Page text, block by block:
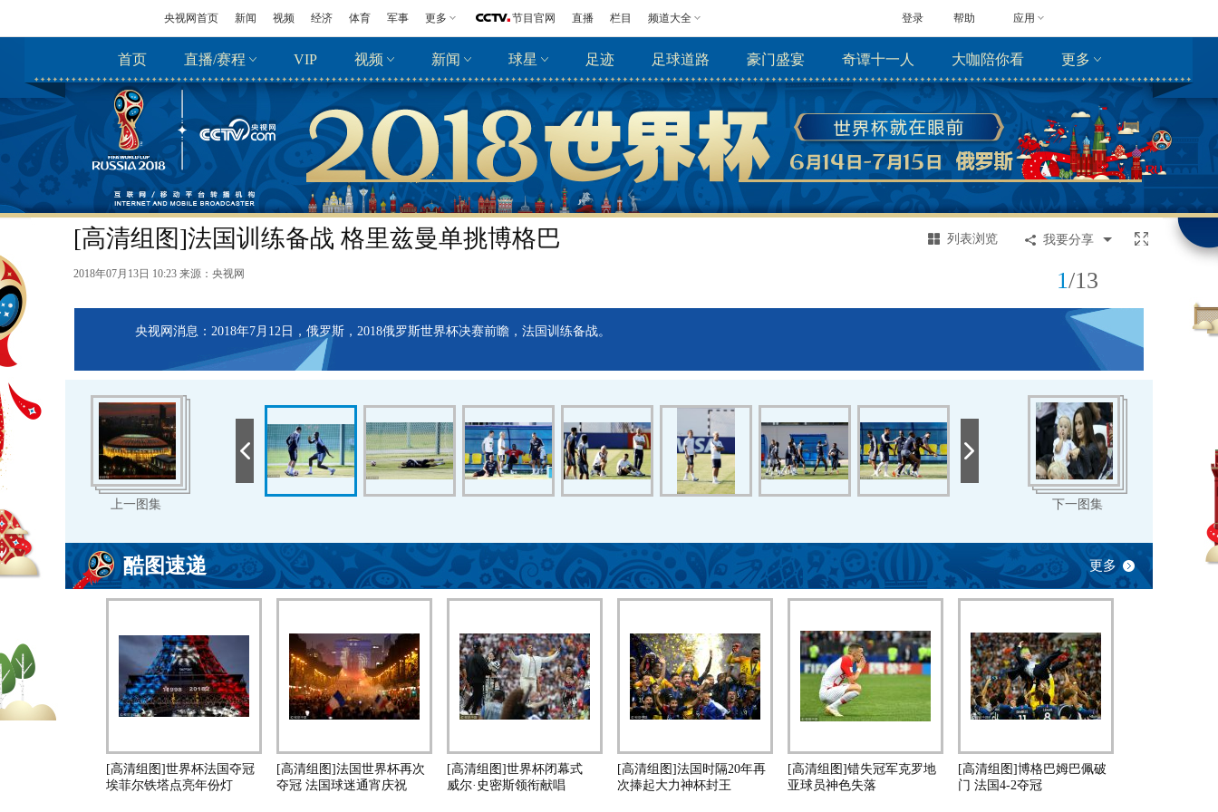
央视网首页 新闻 视频 经济 体育 军事 更多 节目官网 直播 栏目 频道大全 帮助 应用
登录
首页 直播/赛程 VIP 视频 新闻 球星 足迹 足球道路 豪门盛宴 奇谭十一人 大咖陪你看 更多
[高清组图]法国训练备战 格里兹曼单挑博格巴
1/13
列表浏览 我要分享
2018年07月13日 10:23 来源： 央视网
央视网消息：2018年7月12日，俄罗斯，2018俄罗斯世界杯决赛前瞻，法国训练备战。
上一图集 下一图集
酷图速递 更多
[高清组图]世界杯法国夺冠
埃菲尔铁塔点亮年份灯
[高清组图]法国世界杯再次
夺冠 法国球迷通宵庆祝
[高清组图]世界杯闭幕式
威尔·史密斯领衔献唱
[高清组图]法国时隔20年再
次捧起大力神杯封王
[高清组图]错失冠军克罗地
亚球员神色失落
[高清组图]博格巴姆巴佩破
门 法国4-2夺冠